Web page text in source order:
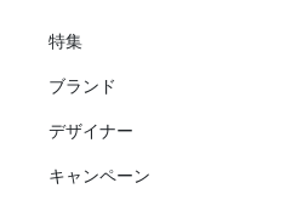
特集
ブランド
デザイナー
キャンペーン